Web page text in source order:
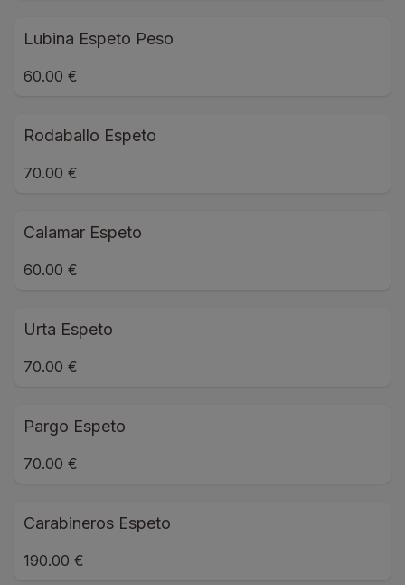
Lubina Espeto Peso
60.00 €
Rodaballo Espeto
70.00 €
Calamar Espeto
60.00 €
Urta Espeto
70.00 €
Pargo Espeto
70.00 €
Carabineros Espeto
190.00 €